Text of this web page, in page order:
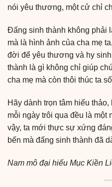
nói yêu thương, một cử chỉ
Đấng sinh thành không phải
mà là hình ảnh của cha mẹ
đời để yêu thương và hy
thành là gì không chỉ giúp
cha mẹ mà còn thôi thúc ta
Hãy dành trọn tâm hiếu
mỗi ngày trôi qua đều là một
vậy, ta mới thực sự xứng
bến mà đấng sinh thành đã
Nam mô đại hiếu Mục Kiền